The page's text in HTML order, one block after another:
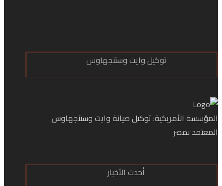
توكيل وايت وستنجهاوس
المؤسسة الأمريكية: توكيل صيانة وايت وستنجهاوس
المعتمد بمصر
أحدث الأخبار